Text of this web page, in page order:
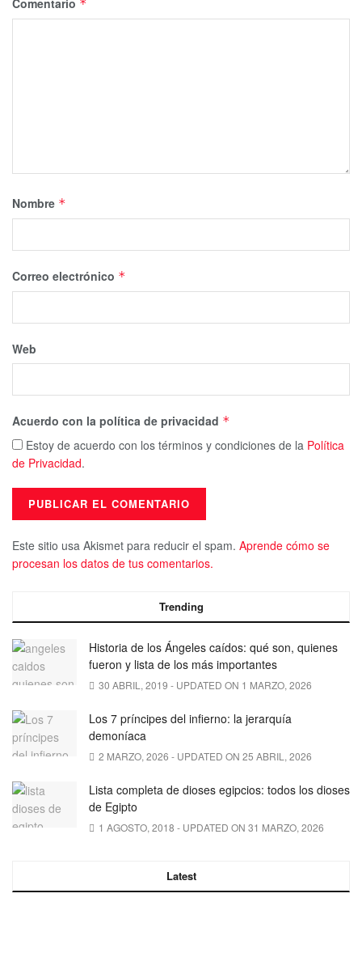
*
Nombre *
Correo electrónico *
Web
Acuerdo con la política de privacidad *
Estoy de acuerdo con los términos y condiciones de la Política
de Privacidad.
Este sitio usa Akismet para reducir el spam. Aprende cómo se
procesan los datos de tus comentarios.
Trending
Historia de los Ángeles caídos: qué son, quienes
fueron y lista de los más importantes
30 ABRIL, 2019 - UPDATED ON 1 MARZO, 2026
Los 7 príncipes del infierno: la jerarquía
demoníaca
2 MARZO, 2026 - UPDATED ON 25 ABRIL, 2026
Lista completa de dioses egipcios: todos los dioses
de Egipto
1 AGOSTO, 2018 - UPDATED ON 31 MARZO, 2026
Latest